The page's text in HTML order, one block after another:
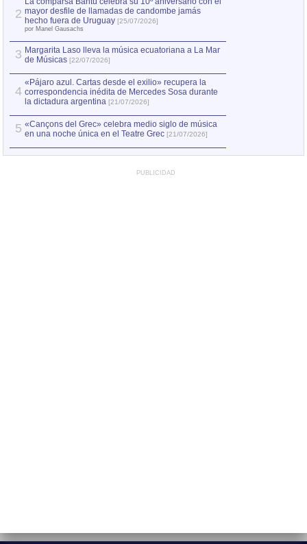
2 mayor desfile de llamadas de candombe jamás
hecho fuera de Uruguay [25/07/2026]
por Manel Gausachs
3 Margarita Laso lleva la música ecuatoriana a La Mar
de Músicas [22/07/2026]
4
«Pájaro azul. Cartas desde el exilio» recupera la
correspondencia inédita de Mercedes Sosa durante
la dictadura argentina [21/07/2026]
5 «Cançons del Grec» celebra medio siglo de música
en una noche única en el Teatre Grec [21/07/2026]
PUBLICIDAD